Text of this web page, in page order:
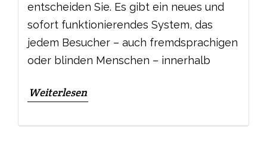
entscheiden Sie. Es gibt ein neues und
sofort funktionierendes System, das
jedem Besucher – auch fremdsprachigen
oder blinden Menschen – innerhalb
Weiterlesen